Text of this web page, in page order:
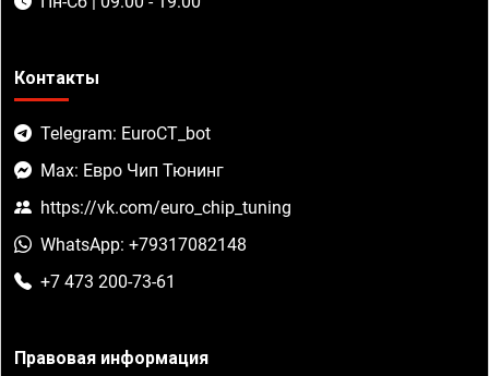
Контакты
Telegram: EuroCT_bot
Max: Евро Чип Тюнинг
https://vk.com/euro_chip_tuning
WhatsApp: +79317082148
+7 473 200-73-61
Правовая информация